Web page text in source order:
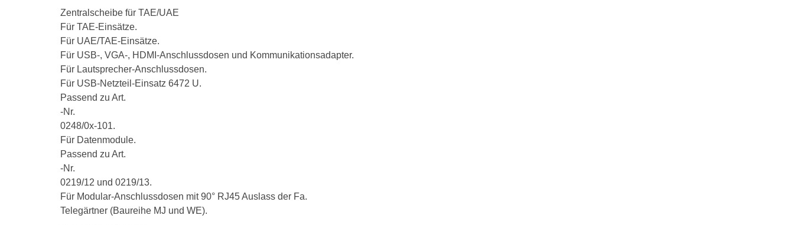
Zentralscheibe für TAE/UAE
Für TAE-Einsätze.
Für UAE/TAE-Einsätze.
Für USB-, VGA-, HDMI-Anschlussdosen und Kommunikationsadapter.
Für Lautsprecher-Anschlussdosen.
Für USB-Netzteil-Einsatz 6472 U.
Passend zu Art.
-Nr.
0248/0x-101.
Für Datenmodule.
Passend zu Art.
-Nr.
0219/12 und 0219/13.
Für Modular-Anschlussdosen mit 90° RJ45 Auslass der Fa.
Telegärtner (Baureihe MJ und WE).